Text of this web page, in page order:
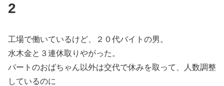
2
工場で働いているけど、２０代バイトの男。
水木金と３連休取りやがった。
パートのおばちゃん以外は交代で休みを取って、人数調整
しているのに